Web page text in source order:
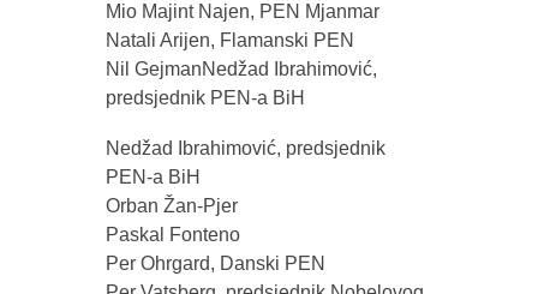
Mio Majint Najen, PEN Mjanmar
Natali Arijen, Flamanski PEN
Nil GejmanNedžad Ibrahimović,
predsjednik PEN-a BiH
Nedžad Ibrahimović, predsjednik
PEN-a BiH
Orban Žan-Pjer
Paskal Fonteno
Per Ohrgard, Danski PEN